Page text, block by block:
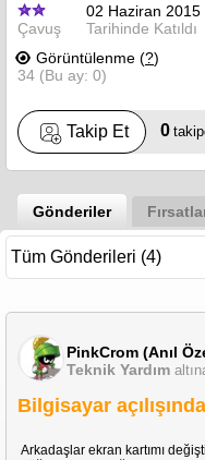
Çavuş
02 Haziran 2015
Tarihinde Katıldı
Görüntülenme (?)
34 (Bu ay: 0)
Takip Et 0
Gönderiler
PinkCrom (Anıl
Teknik Yardım
Bilgisayar
Arkadaşlar ekran kartımı